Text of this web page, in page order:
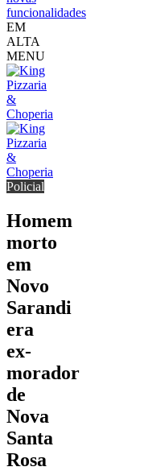
funcionalidades
EM
ALTA
MENU
Policial
Homem
morto
em
Novo
Sarandi
era
ex-
morador
de
Nova
Santa
Rosa